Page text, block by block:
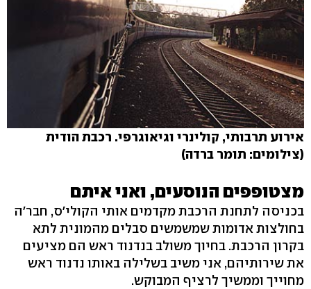
אירוע תרבותי, קולינרי וגיאוגרפי. רכבת הודית
(צילומים: תומר ברדה)
מצטופפים הנוסעים, ואני איתם
בכניסה לתחנת הרכבת מקדמים אותי הקולי'ס, חבר'ה
בחולצות אדומות שמשמשים סבלים מהמונית לתא
בקרון הרכבת. בחיוך משולב בנדנוד ראש הם מציעים
את שירותיהם, אני משיב בשלילה באותו נדנוד ראש
מחוייך וממשיך לרציף המבוקש.